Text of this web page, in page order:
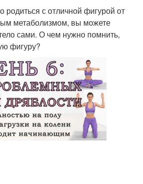
родиться с отличной фигурой от
метаболизмом, вы можете
сами. О чем нужно помнить,
фигуру?